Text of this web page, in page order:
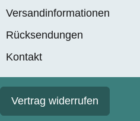
Versandinformationen
Rücksendungen
Kontakt
Vertrag widerrufen